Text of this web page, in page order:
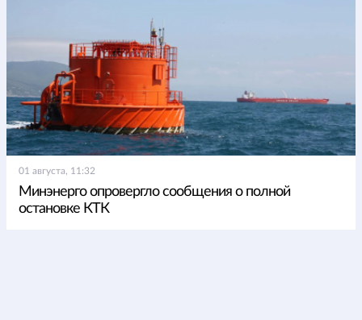
01 августа, 11:32
Минэнерго опровергло сообщения о полной
остановке КТК